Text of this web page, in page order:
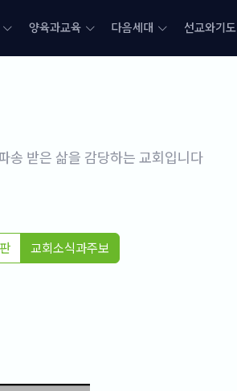
양육과교육 다음세대 선교와기도
송 받은 삶을 감당하는 교회입니다
교회소식과주보